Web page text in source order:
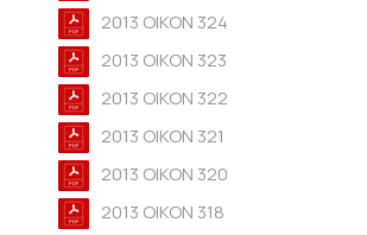
2013 OIKON 324
2013 OIKON 323
2013 OIKON 322
2013 OIKON 321
2013 OIKON 320
2013 OIKON 318